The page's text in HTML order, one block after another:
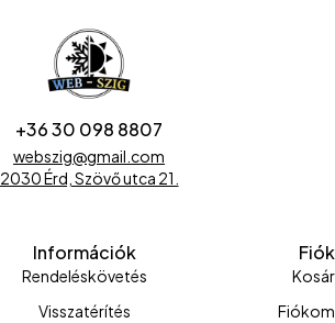
+36 30 098 8807
webszig@gmail.com
2030 Érd, Szövő utca 21.
Információk
Rendeléskövetés
Visszatérítés
Fiók
Kosár
Fiókom